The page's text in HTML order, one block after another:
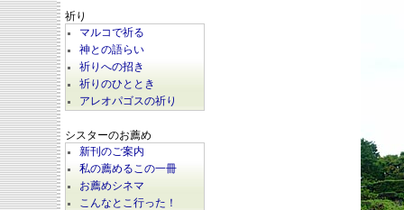
祈り
マルコで祈る
神との語らい
祈りへの招き
祈りのひととき
アレオパゴスの祈り
シスターのお薦め
新刊のご案内
私の薦めるこの一冊
お薦めシネマ
こんなとこ行った！